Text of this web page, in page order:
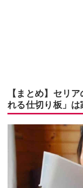
【まとめ】セリ
れる仕切り板」は